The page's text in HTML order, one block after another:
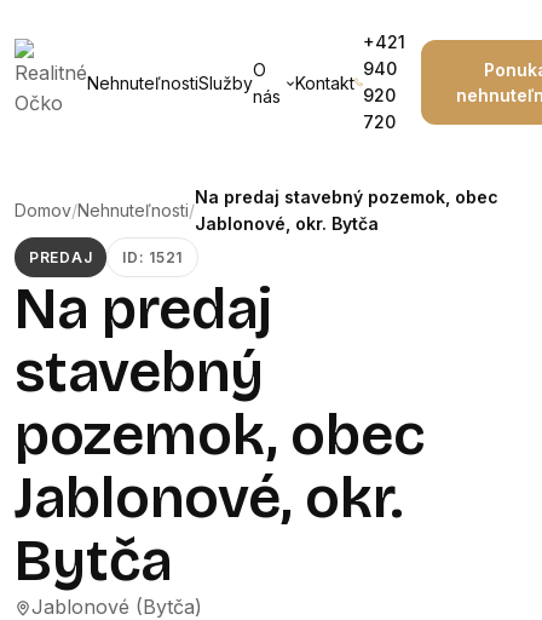
NehnuteľnostiSlužby
O
nás
Kontakt
+421
940
920
720
Domov/Nehnuteľnosti/
Na predaj stavebný pozemok, obec
Jablonové, okr. Bytča
PREDAJ ID: 1521
Na predaj
stavebný
pozemok, obec
Jablonové, okr.
Bytča
Jablonové (Bytča)